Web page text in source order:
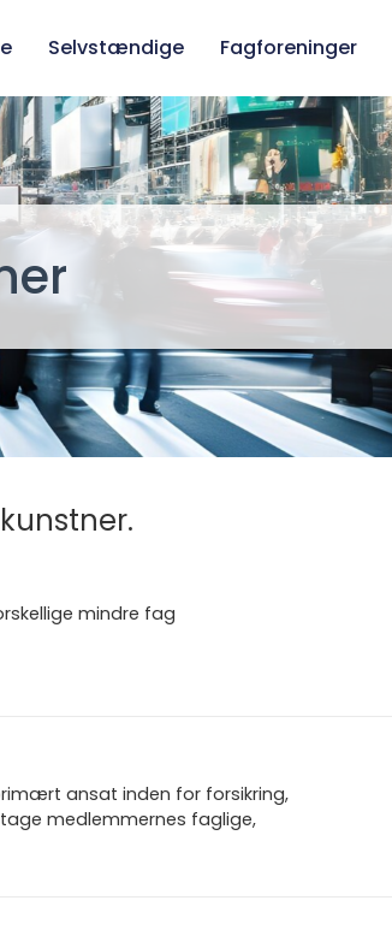
Selvstændige Fagforeninger
mindre fag
ansat inden for forsikring,
medlemmernes faglige,